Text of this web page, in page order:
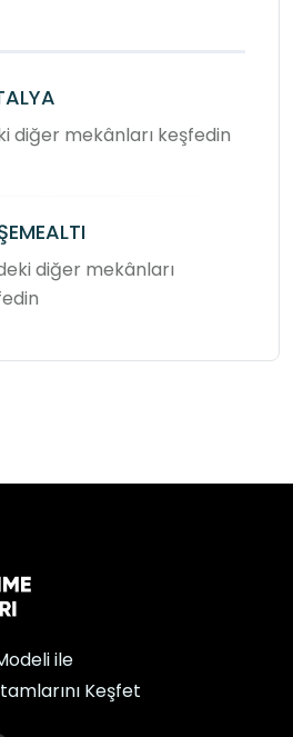
diğer mekânları keşfedin
diğer mekânları
ile
Keşfet